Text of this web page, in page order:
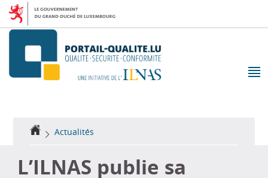
Aller
la
Aller
contenu
Accueil
Actualités
L’ILNAS publie sa